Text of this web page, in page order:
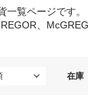
一覧ページです。
、
在庫